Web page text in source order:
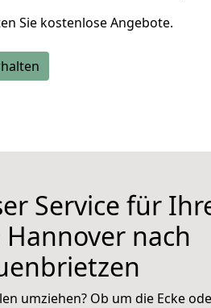
Sie kostenlose Angebote.
Service für
nach
umziehen? Ob um die Ecke